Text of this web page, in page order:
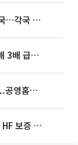
태풍 '돌핀' 중국 상륙, '찬홈' 일본→한국…각국 기상청 예상 경로는?
대신證 “알테오젠, 키트루다 큐렉스 판매 3배 급증…목표가 41만원 상향”
·검증 구멍
재건축·재개발 이주비 대출 숨통…정부, HF 보증 신설 추진